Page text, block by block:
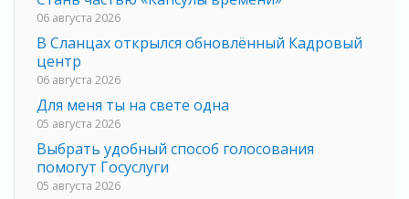
06 августа 2026
В Сланцах открылся обновлённый Кадровый
центр
06 августа 2026
Для меня ты на свете одна
05 августа 2026
Выбрать удобный способ голосования
помогут Госуслуги
05 августа 2026